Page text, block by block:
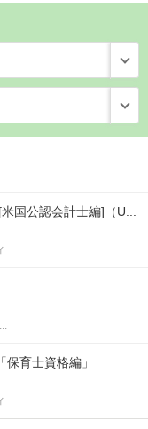
国公認会計士編]（U...
育士資格編」